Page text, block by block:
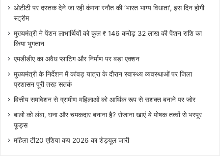
ओटीटी पर दस्तक देने जा रही कंगना रनौत की ‘भारत भाग्य विधाता’, इस दिन होगी
स्ट्रीम
मुख्यमंत्री ने पेंशन लाभार्थियों को कुल ₹ 146 करोड़ 32 लाख की पेंशन राशि का
किया भुगतान
एमडीडीए का अवैध प्लाटिंग और निर्माण पर बड़ा एक्शन
मुख्यमंत्री के निर्देशन में कांवड़ यात्रा के दौरान स्वास्थ्य व्यवस्थाओं पर जिला
प्रशासन पूरी तरह सतर्क
वित्तीय समावेशन से ग्रामीण महिलाओं को आर्थिक रूप से सशक्त बनाने पर जोर
बालों को लंबा, घना और चमकदार बनाना है? रोजाना खाएं ये पोषक तत्वों से भरपूर
फूड्स
महिला टी20 एशिया कप 2026 का शेड्यूल जारी